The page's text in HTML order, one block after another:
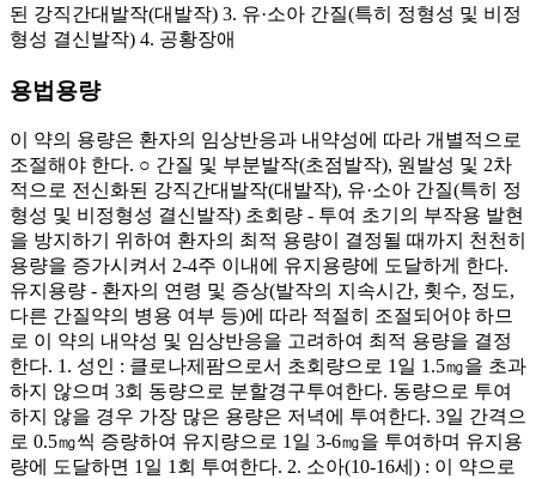
된 강직간대발작(대발작) 3. 유·소아 간질(특히 정형성 및 비정
형성 결신발작) 4. 공황장애
용법용량
이 약의 용량은 환자의 임상반응과 내약성에 따라 개별적으로
조절해야 한다. ○ 간질 및 부분발작(초점발작), 원발성 및 2차
적으로 전신화된 강직간대발작(대발작), 유·소아 간질(특히 정
형성 및 비정형성 결신발작) 초회량 - 투여 초기의 부작용 발현
을 방지하기 위하여 환자의 최적 용량이 결정될 때까지 천천히
용량을 증가시켜서 2-4주 이내에 유지용량에 도달하게 한다.
유지용량 - 환자의 연령 및 증상(발작의 지속시간, 횟수, 정도,
다른 간질약의 병용 여부 등)에 따라 적절히 조절되어야 하므
로 이 약의 내약성 및 임상반응을 고려하여 최적 용량을 결정
한다. 1. 성인 : 클로나제팜으로서 초회량으로 1일 1.5㎎을 초과
하지 않으며 3회 동량으로 분할경구투여한다. 동량으로 투여
하지 않을 경우 가장 많은 용량은 저녁에 투여한다. 3일 간격으
로 0.5㎎씩 증량하여 유지량으로 1일 3-6㎎을 투여하며 유지용
량에 도달하면 1일 1회 투여한다. 2. 소아(10-16세) : 이 약으로